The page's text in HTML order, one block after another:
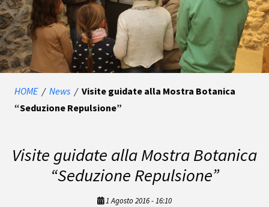
HOME / News / Visite guidate alla Mostra Botanica
“Seduzione Repulsione”
Visite guidate alla Mostra Botanica
“Seduzione Repulsione”
1 Agosto 2016 - 16:10